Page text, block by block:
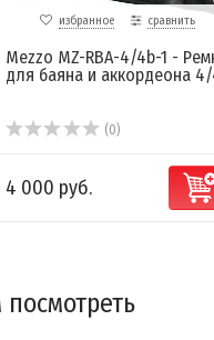
избранное сравнить
Mezzo MZ-RBA-4/4b-1 -
для баяна и аккордеона
(0)
4 000 руб.